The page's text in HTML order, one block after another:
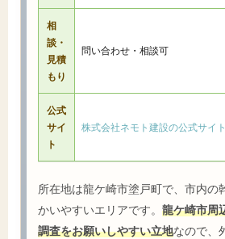
相
談・
見積
もり
問い合わせ・相談可
公式
サイ
ト
株式会社ネモト建設の公式サイ
所在地は龍ケ崎市塗戸町で、市内の
かいやすいエリアです。 龍ケ崎市周
調査をお願いしやすい立地なので、